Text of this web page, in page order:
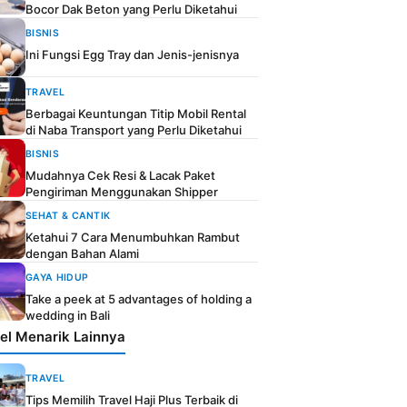
Bocor Dak Beton yang Perlu Diketahui
BISNIS
Ini Fungsi Egg Tray dan Jenis-jenisnya
TRAVEL
Berbagai Keuntungan Titip Mobil Rental
di Naba Transport yang Perlu Diketahui
BISNIS
Mudahnya Cek Resi & Lacak Paket
Pengiriman Menggunakan Shipper
SEHAT & CANTIK
Ketahui 7 Cara Menumbuhkan Rambut
dengan Bahan Alami
GAYA HIDUP
Take a peek at 5 advantages of holding a
wedding in Bali
Menarik Lainnya
TRAVEL
Tips Memilih Travel Haji Plus Terbaik di